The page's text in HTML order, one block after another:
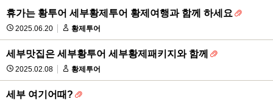
휴가는 황투어 세부황제투어 황제여행과 함께 하세요
2025.06.20 황제투어
세부맛집은 세부황투어 세부황제패키지와 함께
2025.02.08 황제투어
세부 여기어때?